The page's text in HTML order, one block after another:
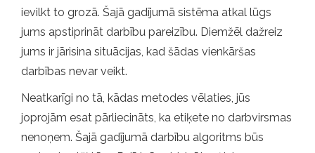
ievilkt to grozā. Šajā gadījumā sistēma atkal lūgs
jums apstiprināt darbību pareizību. Diemžēl dažreiz
jums ir jārisina situācijas, kad šādas vienkāršas
darbības nevar veikt.
Neatkarīgi no tā, kādas metodes vēlaties, jūs
joprojām esat pārliecināts, ka etiķete no darbvirsmas
nenoņem. Šajā gadījumā darbību algoritms būs